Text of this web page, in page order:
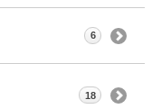
6
18